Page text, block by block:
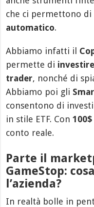
che ci permettono di
automatico.
Abbiamo infatti il
permette di investire
trader, nonché di
Abbiamo poi gli
consentono di
in stile ETF. Con100$
conto reale.
Parte il
GameStop:
l’azienda?
In realtà bolle in